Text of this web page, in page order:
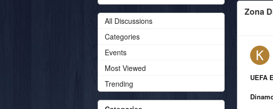
Zona
UEFA
All Discussions
Categories
Events
Most Viewed
Trending